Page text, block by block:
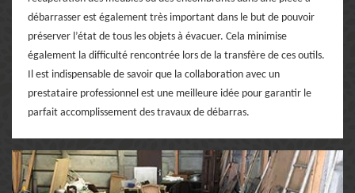
débarrasser est également très important dans le but de pouvoir
préserver l’état de tous les objets à évacuer. Cela minimise
également la difficulté rencontrée lors de la transfère de ces outils.
Il est indispensable de savoir que la collaboration avec un
prestataire professionnel est une meilleure idée pour garantir le
parfait accomplissement des travaux de débarras.